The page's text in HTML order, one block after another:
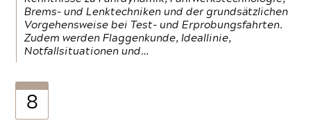
Brems- und Lenktechniken und der grundsätzlichen
Vorgehensweise bei Test- und Erprobungsfahrten.
Zudem werden Flaggenkunde, Ideallinie,
Notfallsituationen und…
8